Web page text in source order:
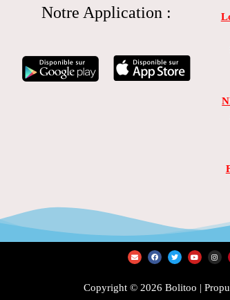
Notre Application :
E
n
v
o
p
F
a
c
o
o
T
w
i
e
r
Y
o
u
b
e
I
n
s
g
r
Copyright © 2026 Bolitoo |